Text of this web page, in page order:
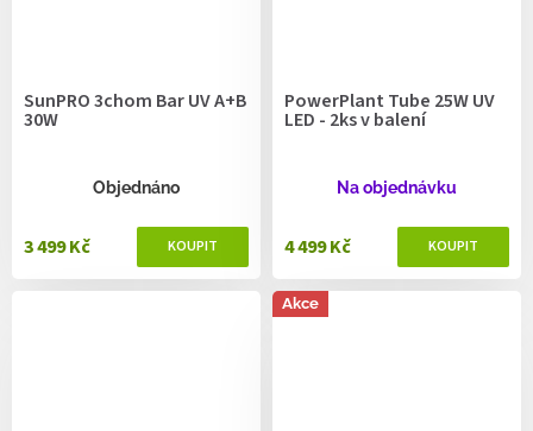
SunPRO 3chom Bar UV A+B
30W
Objednáno
3 499 Kč
PowerPlant Tube 25W UV
LED - 2ks v balení
Na objednávku
4 499 Kč
Akce